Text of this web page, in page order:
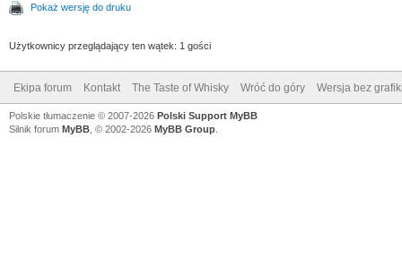
Pokaż wersję do druku
Użytkownicy przeglądający ten wątek: 1 gości
Ekipa forum Kontakt The Taste of Whisky Wróć do góry Wersja bez
Polskie tłumaczenie © 2007-2026 Polski Support MyBB
Silnik forum MyBB , © 2002-2026 MyBB Group